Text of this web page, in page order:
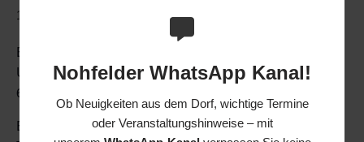
Nohfelder WhatsApp Kanal!
Ob Neuigkeiten aus dem Dorf, wichtige Termine
oder Veranstaltungshinweise – mit
14. Oktober, 00:00
Entsorgungsverband Saar
Untertürkheimer Straße 21
66117 Saarbrücken
EVS Kunden-Service-Center